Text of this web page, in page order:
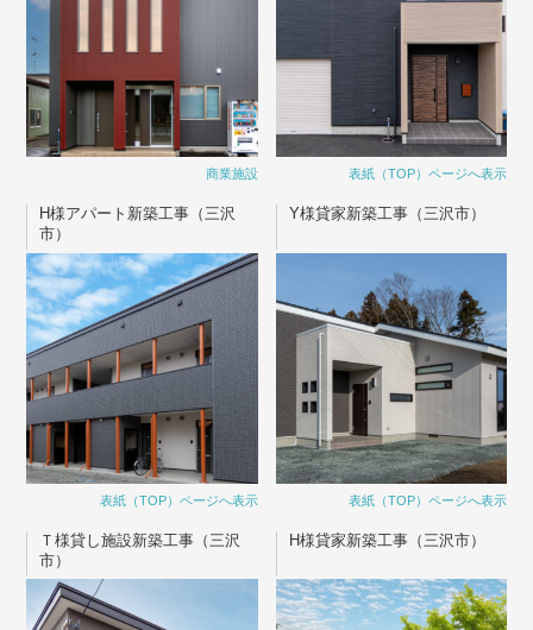
商業施設 表紙（TOP）ページへ表示
H様アパート新築工事（三沢
市）
表紙（TOP）ページへ表示
Y様貸家新築工事（三沢市）
表紙（TOP）ページへ表示
Ｔ様貸し施設新築工事（三沢
市）
H様貸家新築工事（三沢市）